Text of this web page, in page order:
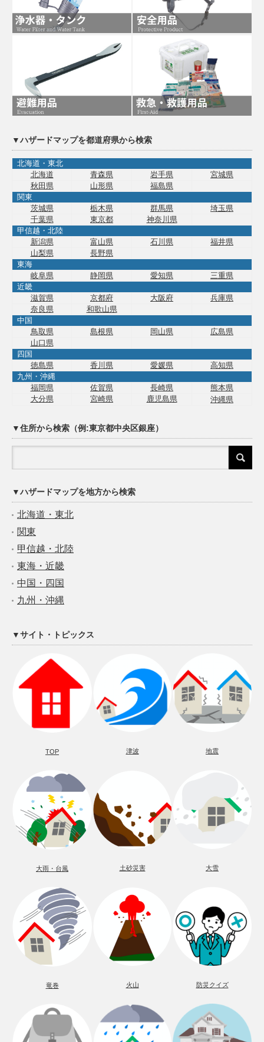
▼ハザードマップを都道府県から検索
北海道・東北
北海道
青森県 岩手県
宮城県
秋田県
山形県
福島県
関東
茨城県
栃木県 群馬県
埼玉県
千葉県
東京都
神奈川県
甲信越・北陸
新潟県
富山県 石川県
福井県
山梨県
長野県
東海
岐阜県
静岡県 愛知県
三重県
近畿
滋賀県
京都府 大阪府
兵庫県
奈良県
和歌山県
中国
鳥取県
島根県 岡山県
広島県
山口県
四国
徳島県
香川県 愛媛県
高知県
九州・沖縄
福岡県
佐賀県 長崎県
熊本県
大分県
宮崎県 鹿児島県 沖縄県
▼住所から検索（例:東京都中央区銀座）
▼ハザードマップを地方から検索
北海道・東北
関東
甲信越・北陸
東海・近畿
中国・四国
九州・沖縄
▼サイト・トピックス
TOP 津波 地震
大雨・台風 土砂災害 大雪
竜巻 火山 防災クイズ